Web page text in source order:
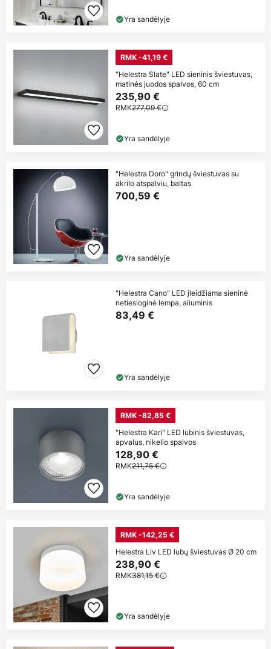
Yra sandėlyje
RMK -41,19 €
"Helestra Slate" LED sieninis šviestuvas,
matinės juodos spalvos, 60 cm
235,90 €
RMK277,09 €
Yra sandėlyje
"Helestra Doro" grindų šviestuvas su
akrilo atspalviu, baltas
700,59 €
Yra sandėlyje
"Helestra Cano" LED įleidžiama sieninė
netiesioginė lempa, aliuminis
83,49 €
Yra sandėlyje
RMK -82,85 €
"Helestra Kari" LED lubinis šviestuvas,
apvalus, nikelio spalvos
128,90 €
RMK211,75 €
Yra sandėlyje
RMK -142,25 €
Helestra Liv LED lubų šviestuvas Ø 20 cm
238,90 €
RMK381,15 €
Yra sandėlyje